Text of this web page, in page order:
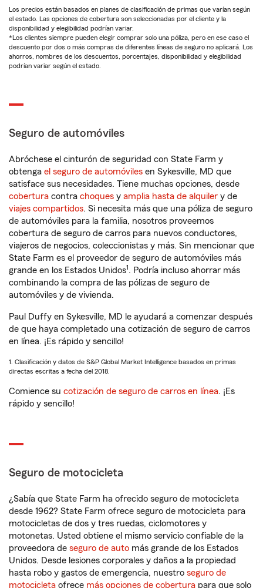
Los precios están basados en planes de clasificación de primas que varían según
el estado. Las opciones de cobertura son seleccionadas por el cliente y la
disponibilidad y elegibilidad podrían variar.
*Los clientes siempre pueden elegir comprar solo una póliza, pero en ese caso el
descuento por dos o más compras de diferentes líneas de seguro no aplicará. Los
ahorros, nombres de los descuentos, porcentajes, disponibilidad y elegibilidad
podrían variar según el estado.
Seguro de automóviles
Abróchese el cinturón de seguridad con State Farm y
obtenga el seguro de automóviles en Sykesville, MD que
satisface sus necesidades. Tiene muchas opciones, desde
cobertura contra choques y amplia hasta de alquiler y de
viajes compartidos. Si necesita más que una póliza de seguro
de automóviles para la familia, nosotros proveemos
cobertura de seguro de carros para nuevos conductores,
viajeros de negocios, coleccionistas y más. Sin mencionar que
State Farm es el proveedor de seguro de automóviles más
grande en los Estados Unidos1. Podría incluso ahorrar más
combinando la compra de las pólizas de seguro de
automóviles y de vivienda.
Paul Duffy en Sykesville, MD le ayudará a comenzar después
de que haya completado una cotización de seguro de carros
en línea. ¡Es rápido y sencillo!
1. Clasificación y datos de S&P Global Market Intelligence basados en primas
directas escritas a fecha del 2018.
Comience su cotización de seguro de carros en línea. ¡Es
rápido y sencillo!
Seguro de motocicleta
¿Sabía que State Farm ha ofrecido seguro de motocicleta
desde 1962? State Farm ofrece seguro de motocicleta para
motocicletas de dos y tres ruedas, ciclomotores y
motonetas. Usted obtiene el mismo servicio confiable de la
proveedora de seguro de auto más grande de los Estados
Unidos. Desde lesiones corporales y daños a la propiedad
hasta robo y gastos de emergencia, nuestro seguro de
motocicleta ofrece más opciones de cobertura para que solo